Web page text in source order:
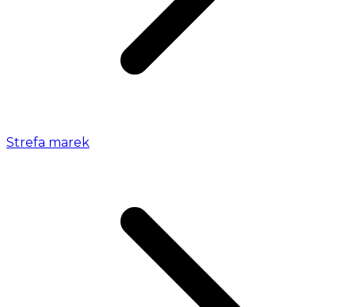
Strefa marek